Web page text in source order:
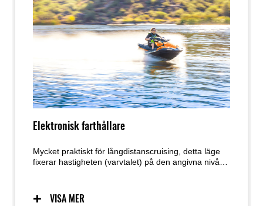
Elektronisk farthållare
Mycket praktiskt för långdistanscruising, detta läge
fixerar hastigheten (varvtalet) på den angivna nivån.
VISA MER